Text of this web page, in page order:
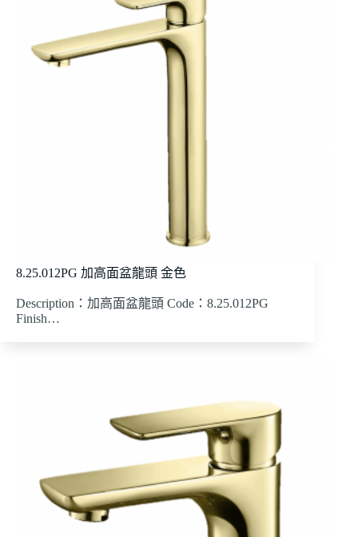
8.25.012PG 加高面盆龍頭 金色
Description：加高面盆龍頭 Code：8.25.012PG
Finish…